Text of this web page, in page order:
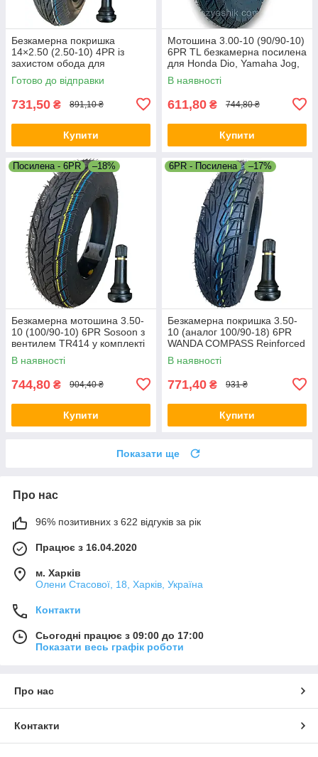
Безкамерна покришка
14×2.50 (2.50-10) 4PR із
захистом обода для
електроскутера
Готово до відправки
731,50 ₴ 891,10 ₴
Купити
Мотошина 3.00-10 (90/90-10)
6PR TL безкамерна посилена
для Honda Dio, Yamaha Jog,
Suzuki Address
В наявності
611,80 ₴ 744,80 ₴
Купити
Посилена - 6PR –18%
Безкамерна мотошина 3.50-
10 (100/90-10) 6PR Sosoon з
вентилем TR414 у комплекті
— гума для скуте
В наявності
744,80 ₴ 904,40 ₴
Купити
6PR - Посилена –17%
Безкамерна покришка 3.50-
10 (аналог 100/90-18) 6PR
WANDA COMPASS Reinforced
(посилена) з вентелем
TR414
В наявності
771,40 ₴ 931 ₴
Купити
Показати ще
Про нас
96% позитивних з 622 відгуків за рік
Працює з 16.04.2020
м. Харків
Олени Стасової, 18, Харків, Україна
Контакти
Сьогодні працює з 09:00 до 17:00
Показати весь графік роботи
Про нас
Контакти